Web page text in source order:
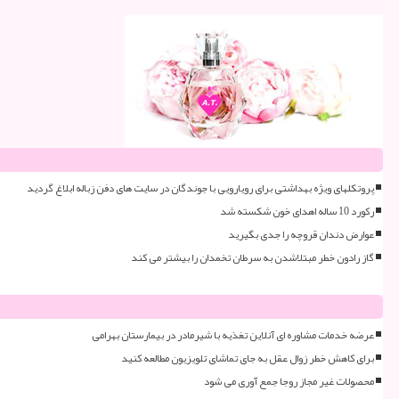
پروتکلهای ویژه بهداشتی برای رویارویی با جوندگان در سایت های دفن زباله ابلاغ گردید
رکورد 10 ساله اهدای خون شکسته شد
عوارض دندان قروچه را جدی بگیرید
گاز رادون خطر مبتلاشدن به سرطان تخمدان را بیشتر می کند
عرضه خدمات مشاوره ای آنلاین تغذیه با شیرمادر در بیمارستان بهرامی
برای کاهش خطر زوال عقل به جای تماشای تلویزیون مطالعه کنید
محصولات غیر مجاز روجا جمع آوری می شود